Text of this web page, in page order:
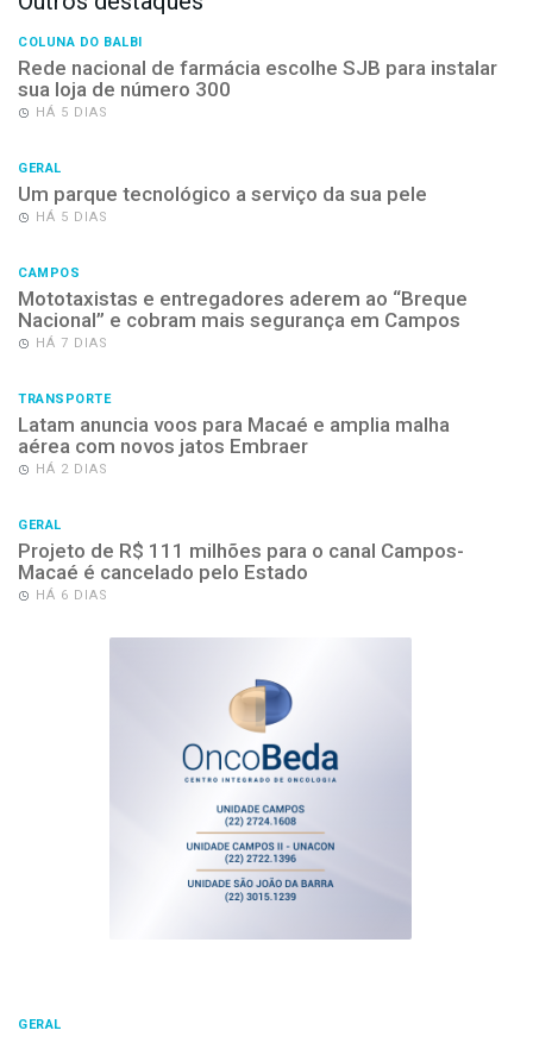
COLUNA DO BALBI
Rede nacional de farmácia escolhe SJB para instalar
sua loja de número 300
HÁ 5 DIAS
GERAL
Um parque tecnológico a serviço da sua pele
HÁ 5 DIAS
CAMPOS
Mototaxistas e entregadores aderem ao “Breque
Nacional” e cobram mais segurança em Campos
HÁ 7 DIAS
TRANSPORTE
Latam anuncia voos para Macaé e amplia malha
aérea com novos jatos Embraer
HÁ 2 DIAS
GERAL
Projeto de R$ 111 milhões para o canal Campos-
Macaé é cancelado pelo Estado
HÁ 6 DIAS
GERAL